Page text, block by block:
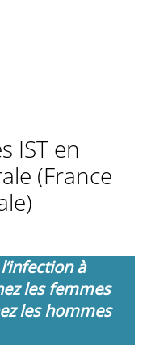
IST en
(France
à
les femmes
les hommes